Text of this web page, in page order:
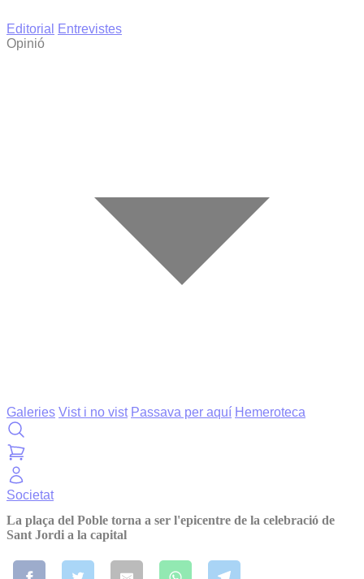
Editorial
Entrevistes
Opinió
Galeries Vist i no vist Passava per aquí Hemeroteca
Societat
La plaça del Poble torna a ser l'epicentre de la celebració de
Sant Jordi a la capital